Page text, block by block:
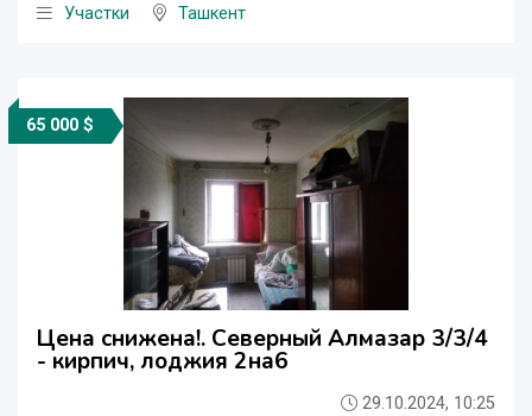
Участки
Ташкент
65 000 $
Цена снижена!. Северный Алмазар 3/3/4
- кирпич, лоджия 2на6
29.10.2024, 10:25